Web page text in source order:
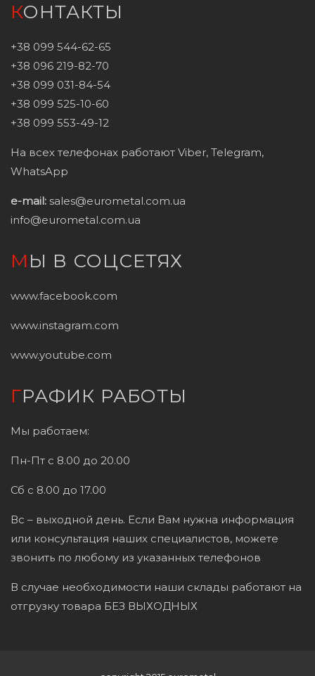
КОНТАКТЫ
+38 099 544-62-65
+38 096 219-82-70
+38 099 031-84-54
+38 099 525-10-60
+38 099 553-49-12
На всех телефонах работают Viber, Telegram,
WhatsApp
e-mail: sales@eurometal.com.ua
info@eurometal.com.ua
МЫ В СОЦСЕТЯХ
www.facebook.com
www.instagram.com
www.youtube.com
ГРАФИК РАБОТЫ
Мы работаем:
Пн-Пт с 8.00 до 20.00
Сб с 8.00 до 17.00
Вс – выходной день. Если Вам нужна информация
или консультация наших специалистов, можете
звонить по любому из указанных телефонов
В случае необходимости наши склады работают на
отгрузку товара БЕЗ ВЫХОДНЫХ